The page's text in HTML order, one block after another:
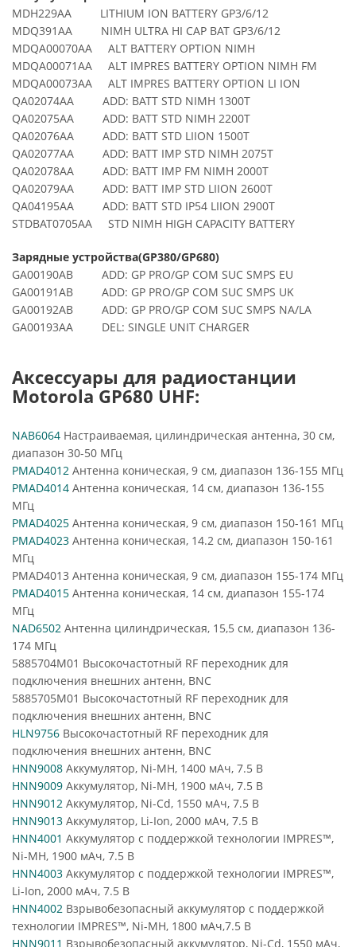
MDH229AA LITHIUM ION BATTERY GP3/6/12
MDQ391AA NIMH ULTRA HI CAP BAT GP3/6/12
MDQA00070AA ALT BATTERY OPTION NIMH
MDQA00071AA ALT IMPRES BATTERY OPTION NIMH FM
MDQA00073AA ALT IMPRES BATTERY OPTION LI ION
QA02074AA ADD: BATT STD NIMH 1300T
QA02075AA ADD: BATT STD NIMH 2200T
QA02076AA ADD: BATT STD LIION 1500T
QA02077AA ADD: BATT IMP STD NIMH 2075T
QA02078AA ADD: BATT IMP FM NIMH 2000T
QA02079AA ADD: BATT IMP STD LIION 2600T
QA04195AA ADD: BATT STD IP54 LIION 2900T
STDBAT0705AA STD NIMH HIGH CAPACITY BATTERY
Зарядные устройства(GP380/GP680)
GA00190AB ADD: GP PRO/GP COM SUC SMPS EU
GA00191AB ADD: GP PRO/GP COM SUC SMPS UK
GA00192AB ADD: GP PRO/GP COM SUC SMPS NA/LA
GA00193AA DEL: SINGLE UNIT CHARGER
Аксессуары для радиостанции
Motorola GP680 UHF:
NAB6064 Настраиваемая, цилиндрическая антенна, 30 см,
диапазон 30-50 МГц
PMAD4012 Антенна коническая, 9 см, диапазон 136-155 МГц
PMAD4014 Антенна коническая, 14 см, диапазон 136-155
МГц
PMAD4025 Антенна коническая, 9 см, диапазон 150-161 МГц
PMAD4023 Антенна коническая, 14.2 см, диапазон 150-161
МГц
PMAD4013 Антенна коническая, 9 см, диапазон 155-174 МГц
PMAD4015 Антенна коническая, 14 см, диапазон 155-174
МГц
NAD6502 Антенна цилиндрическая, 15,5 см, диапазон 136-
174 МГц
5885704M01 Высокочастотный RF переходник для
подключения внешних антенн, BNC
5885705M01 Высокочастотный RF переходник для
подключения внешних антенн, BNC
HLN9756 Высокочастотный RF переходник для
подключения внешних антенн, BNC
HNN9008 Аккумулятор, Ni-MH, 1400 мАч, 7.5 В
HNN9009 Аккумулятор, Ni-MH, 1900 мАч, 7.5 В
HNN9012 Аккумулятор, Ni-Cd, 1550 мАч, 7.5 В
HNN9013 Аккумулятор, Li-Ion, 2000 мАч, 7.5 В
HNN4001 Аккумулятор с поддержкой технологии IMPRES™,
Ni-MH, 1900 мАч, 7.5 В
HNN4003 Аккумулятор с поддержкой технологии IMPRES™,
Li-Ion, 2000 мАч, 7.5 В
HNN4002 Взрывобезопасный аккумулятор с поддержкой
технологии IMPRES™, Ni-MH, 1800 мАч,7.5 В
HNN9011 Взрывобезопасный аккумулятор, Ni-Cd, 1550 мАч,